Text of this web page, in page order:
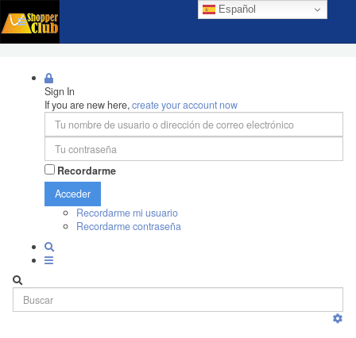
Español
Sign In
If you are new here,create your account now
Recordarme
Acceder
Recordarme mi usuario
Recordarme contraseña